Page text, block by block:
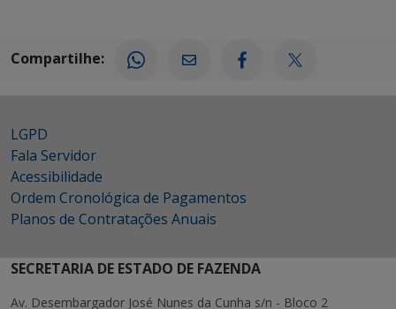
Compartilhe:
LGPD
Fala Servidor
Acessibilidade
Ordem Cronológica de Pagamentos
Planos de Contratações Anuais
SECRETARIA DE ESTADO DE FAZENDA
Av. Desembargador José Nunes da Cunha s/n - Bloco 2